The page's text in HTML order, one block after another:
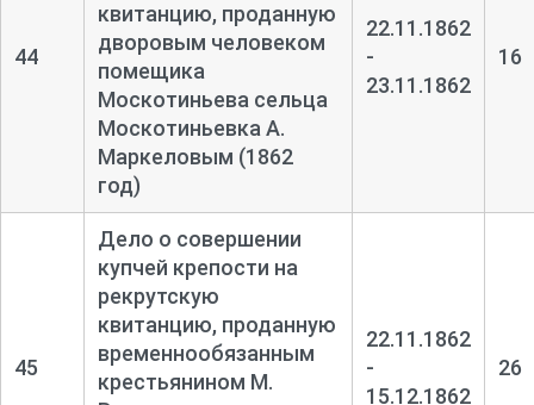
44
квитанцию, проданную
дворовым человеком
помещика
Москотиньева сельца
Москотиньевка А.
Маркеловым (1862
год)
22.11.1862
-
23.11.1862
16
45
Дело о совершении
купчей крепости на
рекрутскую
квитанцию, проданную
временнообязанным
крестьянином М.
22.11.1862
-
15.12.1862
26